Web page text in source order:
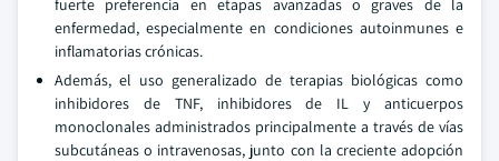
fuerte preferencia en etapas avanzadas o graves de la
enfermedad, especialmente en condiciones autoinmunes e
inflamatorias crónicas.
Además, el uso generalizado de terapias biológicas como
inhibidores de TNF, inhibidores de IL y anticuerpos
monoclonales administrados principalmente a través de vías
subcutáneas o intravenosas, junto con la creciente adopción